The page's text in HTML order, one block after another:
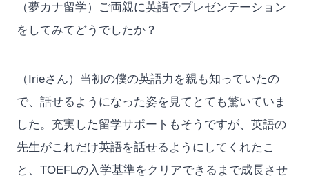
（夢カナ留学）ご両親に英語でプレゼンテーション
をしてみてどうでしたか？
（Irieさん）当初の僕の英語力を親も知っていたの
で、話せるようになった姿を見てとても驚いていま
した。充実した留学サポートもそうですが、英語の
先生がこれだけ英語を話せるようにしてくれたこ
と、TOEFLの入学基準をクリアできるまで成長させ